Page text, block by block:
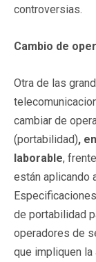
controversias.
Cambio de
Otra de las
cambiar de
(portabilidad),
laborable,
están aplicando
de portabilidad
operadores de
que impliquen